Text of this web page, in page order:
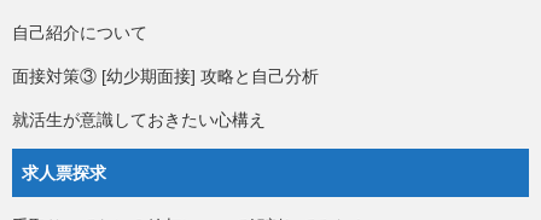
自己紹介について
面接対策③ [幼少期面接] 攻略と自己分析
就活生が意識しておきたい心構え
求人票探求